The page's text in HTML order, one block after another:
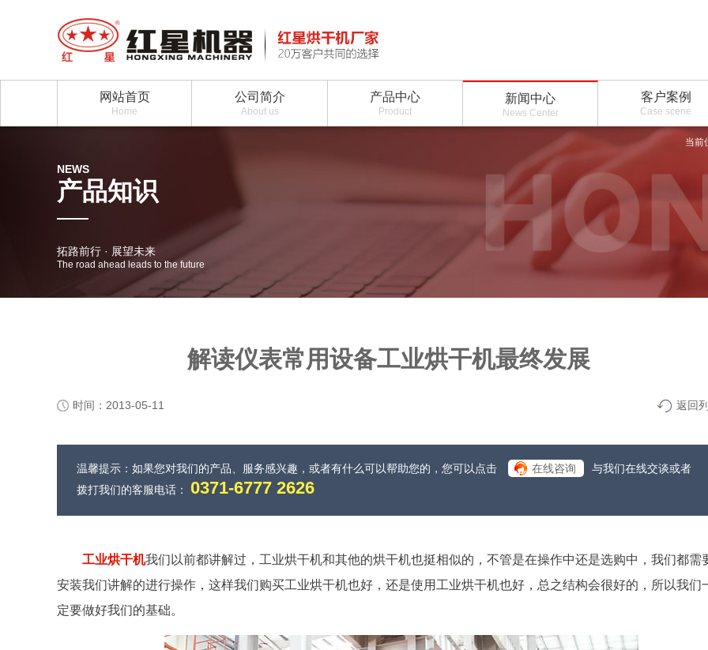
网站首页
Home
公司简介
About us
产品中心
Product
新闻中心
News Center
客户案例
Case scene
当前
NEWS
产品知识
拓路前行 · 展望未来
The road ahead leads to the future
解读仪表常用设备工业烘干机最终发展
时间：2013-05-11 返回
温馨提示：如果您对我们的产品、服务感兴趣，或者有什么可以帮助您的，您可以点击 在线咨询
与我们在线交谈或者
拨打我们的客服电话： 0371-6777 2626
工业烘干机我们以前都讲解过，工业烘干机和其他的烘干机也挺相似的，不管是在操作中还是选购中，我们都需
安装我们讲解的进行操作，这样我们购买工业烘干机也好，还是使用工业烘干机也好，总之结构会很好的，所以我们
定要做好我们的基础。